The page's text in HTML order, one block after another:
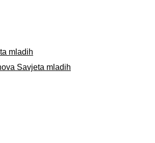
mladih
Savjeta mladih